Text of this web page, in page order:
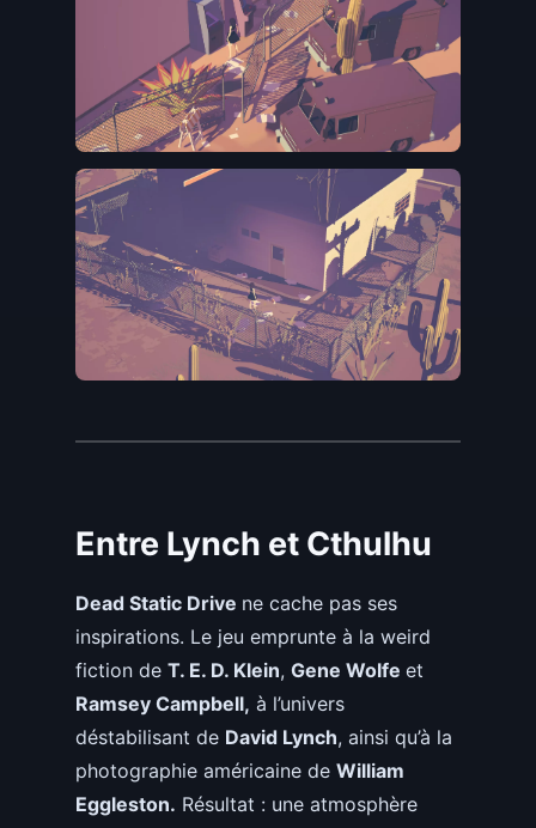
Entre Lynch et Cthulhu
Dead Static Drive ne cache pas ses
inspirations. Le jeu emprunte à la weird
fiction de T. E. D. Klein, Gene Wolfe et
Ramsey Campbell, à l’univers
déstabilisant de David Lynch, ainsi qu’à la
photographie américaine de William
Eggleston. Résultat : une atmosphère